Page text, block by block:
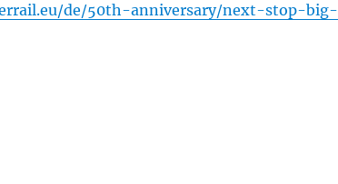
de/50th-anniversary/next-stop-big-